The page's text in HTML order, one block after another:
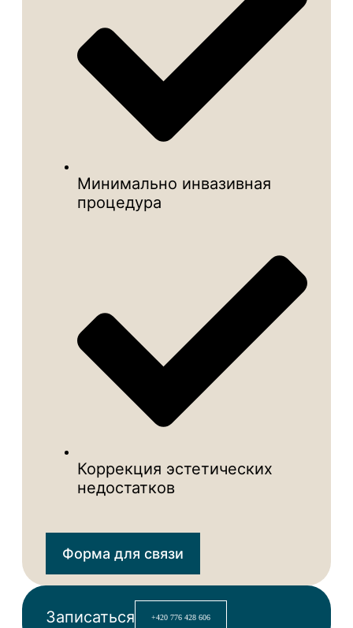
Минимально инвазивная
процедура
Коррекция эстетических
недостатков
Форма для связи
Записаться +420 776 428 606